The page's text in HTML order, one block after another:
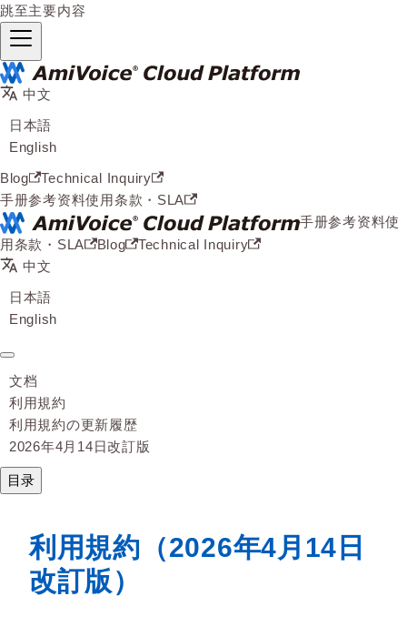
跳至主要内容
中文
日本語
English
Blog
Technical Inquiry
手册参考资料使用条款・SLA
手册参考资料使
用条款・SLA
Blog
Technical Inquiry
中文
日本語
English
文档
利用規約
利用規約の更新履歴
2026年4月14日改訂版
目录
利用規約（2026年4月14日
改訂版）